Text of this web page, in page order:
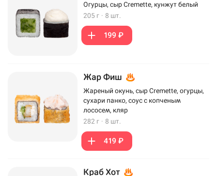
Огурцы, сыр Cremette, кунжут белый
205 г · 8 шт.
199 ₽
Жар Фиш
Жареный окунь, сыр Cremette, огурцы,
сухари панко, соус с копченым
лососем, кляр
282 г · 8 шт.
419 ₽
Краб Хот